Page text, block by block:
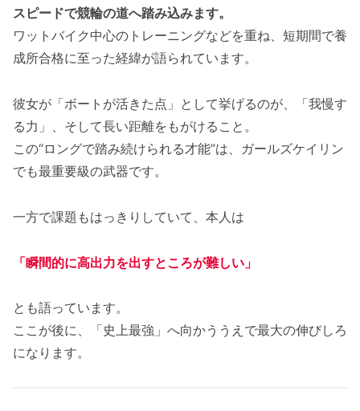
スピードで競輪の道へ踏み込みます。
ワットバイク中心のトレーニングなどを重ね、短期間で養
成所合格に至った経緯が語られています。
彼女が「ボートが活きた点」として挙げるのが、「我慢す
る力」、そして長い距離をもがけること。
この“ロングで踏み続けられる才能”は、ガールズケイリン
でも最重要級の武器です。
一方で課題もはっきりしていて、本人は
「瞬間的に高出力を出すところが難しい」
とも語っています。
ここが後に、「史上最強」へ向かううえで最大の伸びしろ
になります。